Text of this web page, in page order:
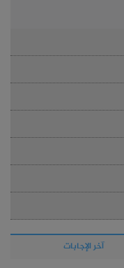
آخر الإجابات